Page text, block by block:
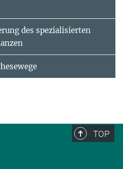
des spezialisierten
TOP